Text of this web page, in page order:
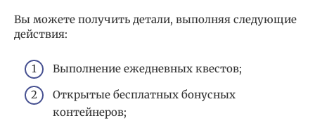
Вы можете получить детали, выполняя следующие
действия:
Выполнение ежедневных квестов;
Открытые бесплатных бонусных
контейнеров;